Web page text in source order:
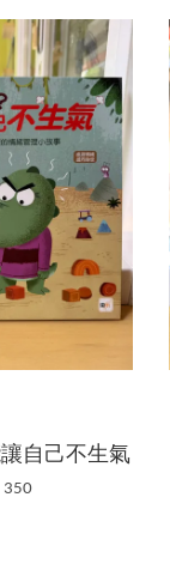
自己不生氣
350